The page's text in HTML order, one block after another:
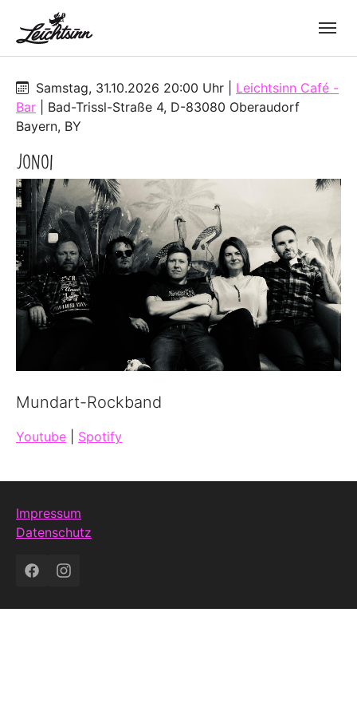
Skip to main navigation
Zum Hauptinhalt springen
Skip to page footer
Samstag, 31.10.2026 20:00 Uhr
Leichtsinn Café -
Bar
Bad-Trissl-Straße 4, D-83080 Oberaudorf
Bayern, BY
Jonoi
Mundart-Rockband
Youtube Spotify
Impressum
Datenschutz
FacebookInstagram